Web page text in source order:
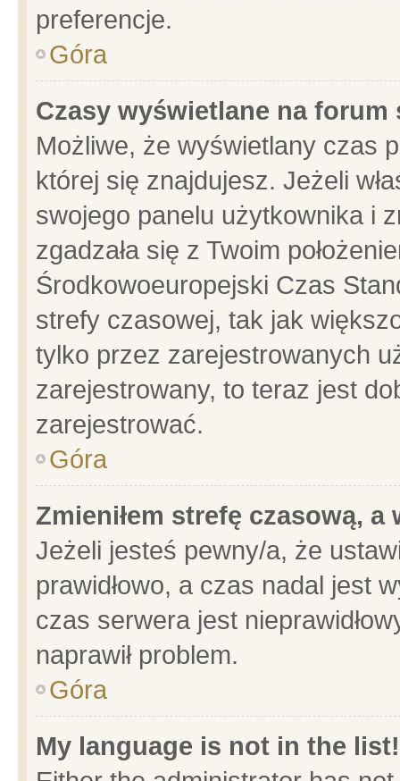
preferencje.
Góra
Czasy wyświetlane na forum
Możliwe, że wyświetlany czas
której się znajdujesz. Jeżeli
swojego panelu użytkownika i
zgadzała się z Twoim
Środkowoeuropejski Czas
strefy czasowej, tak jak
tylko przez zarejestrowanych
zarejestrowany, to teraz jest
zarejestrować.
Góra
Zmieniłem strefę czasową,
Jeżeli jesteś pewny/a, że
prawidłowo, a czas nadal jest
czas serwera jest
naprawił problem.
Góra
My language is not in the list!